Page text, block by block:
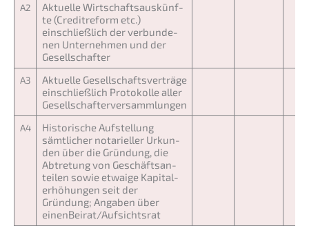
A2
Aktuel­le Wirtschafts­aus­künf­
te (Credit­re­form etc.)
einschließ­lich der verbun­de­
nen Unter­neh­men und der
Gesellschafter
A3
Aktuel­le Gesell­schafts­ver­trä­ge
einschließ­lich Proto­kol­le aller
Gesellschafterversammlungen
A4
Histo­ri­sche Aufstel­lung
sämtli­cher notari­el­ler Urkun­
den über die Gründung, die
Abtre­tung von Geschäfts­an­
tei­len sowie etwaige Kapital­
erhö­hun­gen seit der
Gründung; Angaben über
einenBeirat/Aufsichtsrat